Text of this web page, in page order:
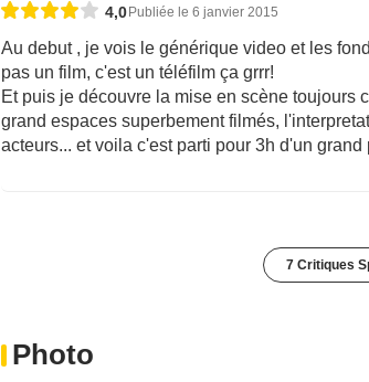
4,0 Publiée le 6 janvier 2015
Au debut , je vois le générique video et les
pas un film, c'est un téléfilm ça grrr!
Et puis je découvre la mise en scène toujours
grand espaces superbement filmés,
acteurs... et voila c'est parti pour 3h d'un
7 Critiques
Photo